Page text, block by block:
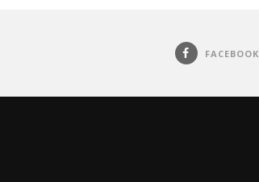
FACEBOOK